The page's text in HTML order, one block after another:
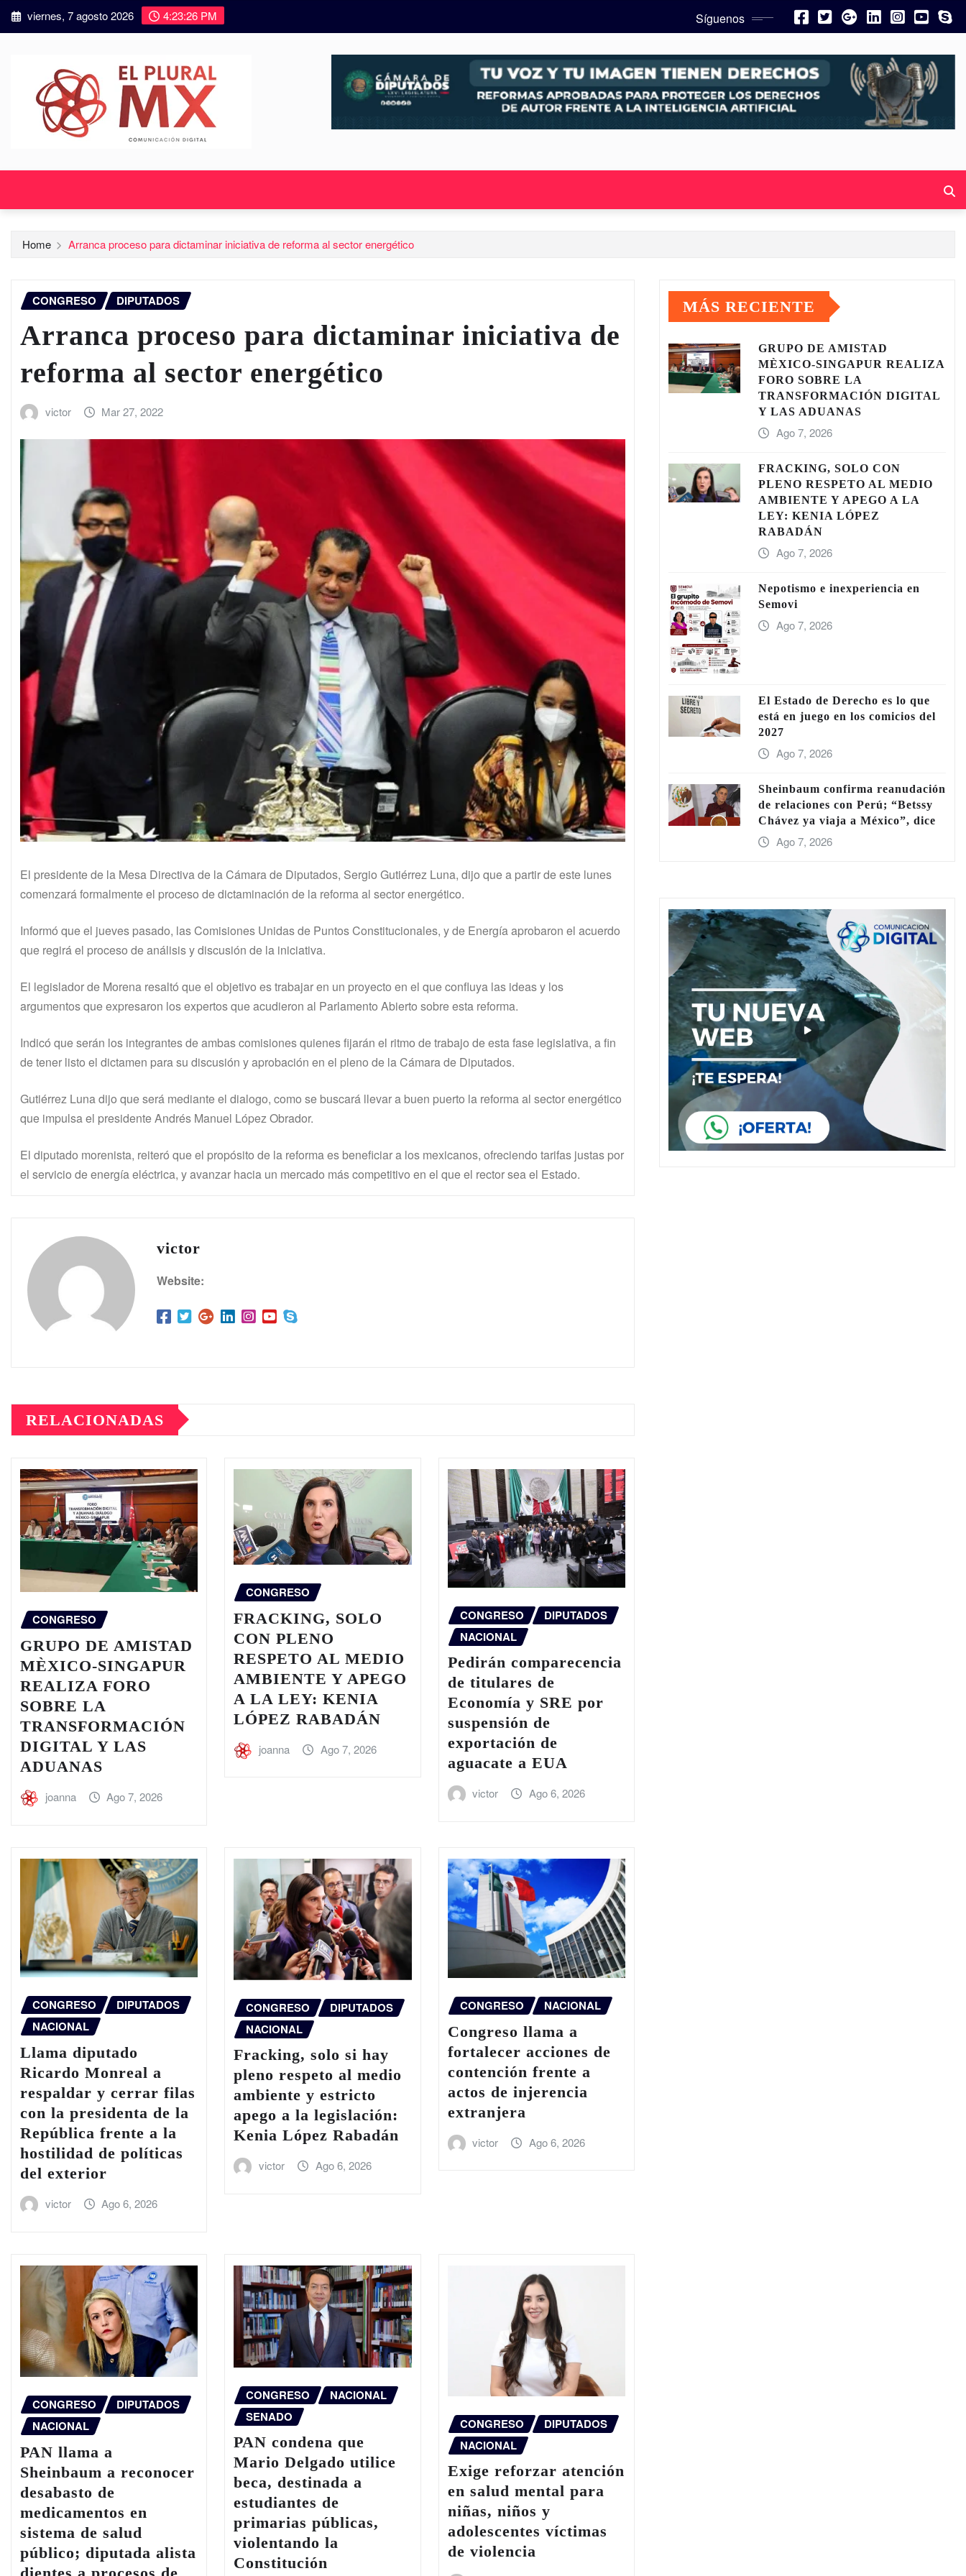
viernes, 7 agosto 2026 4:23:28 PM Síguenos
Home Arranca proceso para dictaminar iniciativa de reforma al sector energético
CONGRESO DIPUTADOS
Arranca proceso para dictaminar iniciativa de
reforma al sector energético
victor Mar 27, 2022
El presidente de la Mesa Directiva de la Cámara de Diputados, Sergio Gutiérrez Luna, dijo que a partir de este lunes
comenzará formalmente el proceso de dictaminación de la reforma al sector energético.
Informó que el jueves pasado, las Comisiones Unidas de Puntos Constitucionales, y de Energía aprobaron el acuerdo
que regirá el proceso de análisis y discusión de la iniciativa.
El legislador de Morena resaltó que el objetivo es trabajar en un proyecto en el que confluya las ideas y los
argumentos que expresaron los expertos que acudieron al Parlamento Abierto sobre esta reforma.
Indicó que serán los integrantes de ambas comisiones quienes fijarán el ritmo de trabajo de esta fase legislativa, a fin
de tener listo el dictamen para su discusión y aprobación en el pleno de la Cámara de Diputados.
Gutiérrez Luna dijo que será mediante el dialogo, como se buscará llevar a buen puerto la reforma al sector energético
que impulsa el presidente Andrés Manuel López Obrador.
El diputado morenista, reiteró que el propósito de la reforma es beneficiar a los mexicanos, ofreciendo tarifas justas por
el servicio de energía eléctrica, y avanzar hacia un mercado más competitivo en el que el rector sea el Estado.
victor
Website:
RELACIONADAS
CONGRESO
GRUPO DE AMISTAD
MÈXICO-SINGAPUR
REALIZA FORO
SOBRE LA
TRANSFORMACIÓN
DIGITAL Y LAS
ADUANAS
joanna Ago 7, 2026
CONGRESO
FRACKING, SOLO
CON PLENO
RESPETO AL MEDIO
AMBIENTE Y APEGO
A LA LEY: KENIA
LÓPEZ RABADÁN
joanna Ago 7, 2026
CONGRESO
DIPUTADOS
NACIONAL
Pedirán comparecencia
de titulares de
Economía y SRE por
suspensión de
exportación de
aguacate a EUA
victor Ago 6, 2026
CONGRESO
DIPUTADOS
NACIONAL
Llama diputado
Ricardo Monreal a
respaldar y cerrar filas
con la presidenta de la
República frente a la
hostilidad de políticas
del exterior
victor Ago 6, 2026
CONGRESO
DIPUTADOS
NACIONAL
Fracking, solo si hay
pleno respeto al medio
ambiente y estricto
apego a la legislación:
Kenia López Rabadán
victor Ago 6, 2026
CONGRESO NACIONAL
Congreso llama a
fortalecer acciones de
contención frente a
actos de injerencia
extranjera
victor Ago 6, 2026
CONGRESO
DIPUTADOS
NACIONAL
PAN llama a
Sheinbaum a reconocer
desabasto de
medicamentos en
sistema de salud
público; diputada alista
CONGRESO
NACIONAL
SENADO
PAN condena que
Mario Delgado utilice
beca, destinada a
estudiantes de
primarias públicas,
violentando la
Constitución
CONGRESO
DIPUTADOS
NACIONAL
Exige reforzar atención
en salud mental para
niñas, niños y
adolescentes víctimas
de violencia
MÁS RECIENTE
GRUPO DE AMISTAD
MÈXICO-SINGAPUR REALIZA
FORO SOBRE LA
TRANSFORMACIÓN DIGITAL
Y LAS ADUANAS
Ago 7, 2026
FRACKING, SOLO CON
PLENO RESPETO AL MEDIO
AMBIENTE Y APEGO A LA
LEY: KENIA LÓPEZ
RABADÁN
Ago 7, 2026
Nepotismo e inexperiencia en
Semovi
Ago 7, 2026
El Estado de Derecho es lo que
está en juego en los comicios del
2027
Ago 7, 2026
Sheinbaum confirma reanudación
de relaciones con Perú; “Betssy
Chávez ya viaja a México”, dice
Ago 7, 2026